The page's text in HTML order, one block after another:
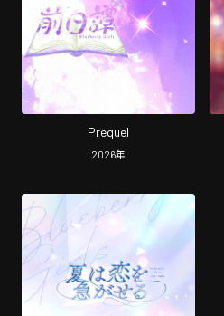
Prequel
2026年